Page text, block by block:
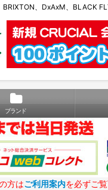
、DxAxM、BLACK
ブランド
方はご利用案内を必ずご覧